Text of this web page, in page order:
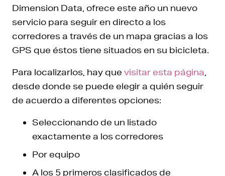
Dimension Data, ofrece este año un nuevo
servicio para seguir en directo a los
corredores a través de un mapa gracias a los
GPS que éstos tiene situados en su bicicleta.
Para localizarlos, hay que visitar esta página
desde donde se puede elegir a quién seguir
de acuerdo a diferentes opciones:
Seleccionando de un listado
exactamente a los corredores
Por equipo
A los 5 primeros clasificados de